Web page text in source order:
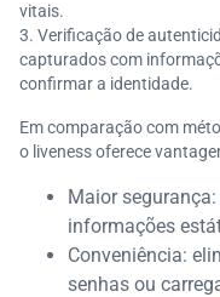
vitais.
Verificação de
capturados com
confirmar a identidade.
Em comparação com
o liveness oferece
Maior
informações
Conveniência:
senhas ou